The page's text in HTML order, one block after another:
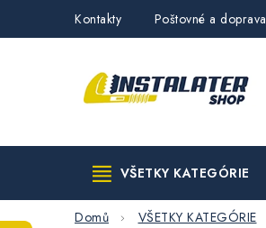
Kontakty Poštovné a doprava
VŠETKY KATEGÓRIE
Domů VŠETKY KATEGÓRIE